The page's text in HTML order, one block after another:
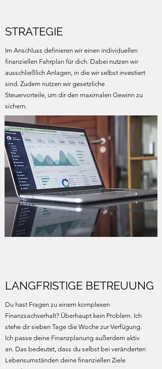
STRATEGIE
Im Anschluss definieren wir einen individuellen
finanziellen Fahrplan für dich. Dabei nutzen wir
ausschließlich Anlagen, in die wir selbst investiert
sind. Zudem nutzen wir gesetzliche
Steuervorteile, um dir den maximalen Gewinn zu
sichern.
LANGFRISTIGE BETREUUNG
Du hast Fragen zu einem komplexen
Finanzsachverhalt? Überhaupt kein Problem. Ich
stehe dir sieben Tage die Woche zur Verfügung.
Ich passe deine Finanzplanung außerdem aktiv
an. Das bedeutet, dass du selbst bei veränderten
Lebensumständen deine finanziellen Ziele